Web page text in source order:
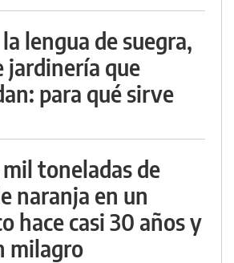
lengua de suegra,
jardinería que
para qué sirve
toneladas de
naranja en un
hace casi 30 años y
milagro